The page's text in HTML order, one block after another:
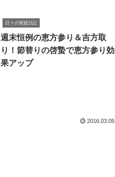
日々の実践日記
週末恒例の恵方参り＆吉方取
り！節替りの啓蟄で恵方参り効
果アップ
2016.03.05